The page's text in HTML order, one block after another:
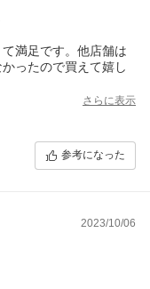
満足です。他店舗は
ったので買えて嬉し
さらに表示
参考になった
2023/10/06